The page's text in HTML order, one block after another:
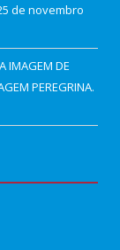
de novembro
IMAGEM DE
PEREGRINA.